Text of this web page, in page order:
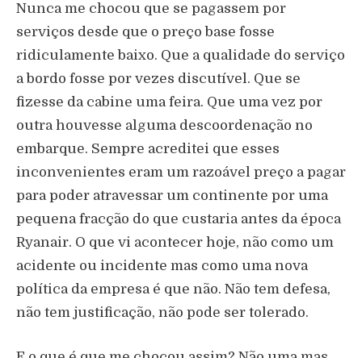
Nunca me chocou que se pagassem por
serviços desde que o preço base fosse
ridiculamente baixo. Que a qualidade do serviço
a bordo fosse por vezes discutível. Que se
fizesse da cabine uma feira. Que uma vez por
outra houvesse alguma descoordenação no
embarque. Sempre acreditei que esses
inconvenientes eram um razoável preço a pagar
para poder atravessar um continente por uma
pequena fracção do que custaria antes da época
Ryanair. O que vi acontecer hoje, não como um
acidente ou incidente mas como uma nova
política da empresa é que não. Não tem defesa,
não tem justificação, não pode ser tolerado.